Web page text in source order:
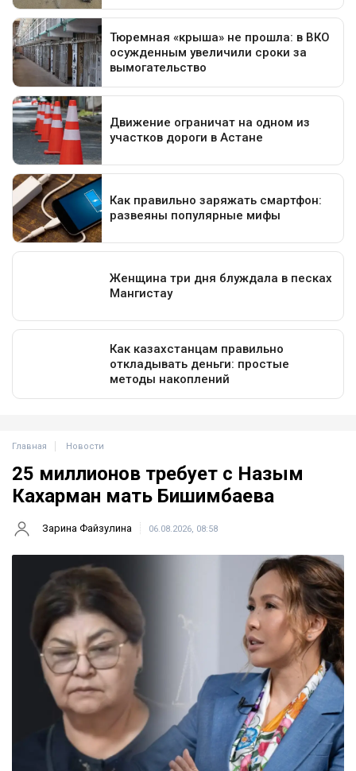
Главная Новости
25 миллионов требует с Назым
Кахарман мать Бишимбаева
Зарина Файзулина 06.08.2026, 08:58